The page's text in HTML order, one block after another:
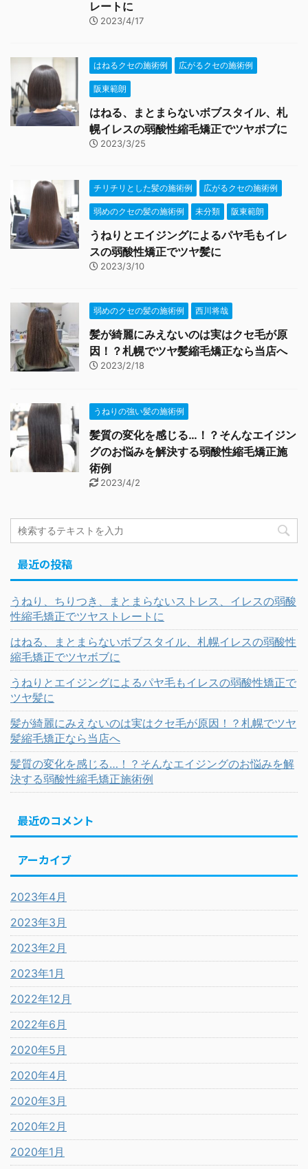
レートに
2023/4/17
はねるクセの施術例 広がるクセの施術例
阪東範朗
はねる、まとまらないボブスタイル、札
幌イレスの弱酸性縮毛矯正でツヤボブに
2023/3/25
チリチリとした髪の施術例 広がるクセの施術例
弱めのクセの髪の施術例 未分類 阪東範朗
うねりとエイジングによるパヤ毛もイレ
スの弱酸性矯正でツヤ髪に
2023/3/10
弱めのクセの髪の施術例 西川将哉
髪が綺麗にみえないのは実はクセ毛が原
因！？札幌でツヤ髪縮毛矯正なら当店へ
2023/2/18
うねりの強い髪の施術例
髪質の変化を感じる…！？そんなエイジン
グのお悩みを解決する弱酸性縮毛矯正施
術例
2023/4/2
最近の投稿
うねり、ちりつき、まとまらないストレス、イレスの弱酸
性縮毛矯正でツヤストレートに
はねる、まとまらないボブスタイル、札幌イレスの弱酸性
縮毛矯正でツヤボブに
うねりとエイジングによるパヤ毛もイレスの弱酸性矯正で
ツヤ髪に
髪が綺麗にみえないのは実はクセ毛が原因！？札幌でツヤ
髪縮毛矯正なら当店へ
髪質の変化を感じる…！？そんなエイジングのお悩みを解
決する弱酸性縮毛矯正施術例
最近のコメント
アーカイブ
2023年4月
2023年3月
2023年2月
2023年1月
2022年12月
2022年6月
2020年5月
2020年4月
2020年3月
2020年2月
2020年1月